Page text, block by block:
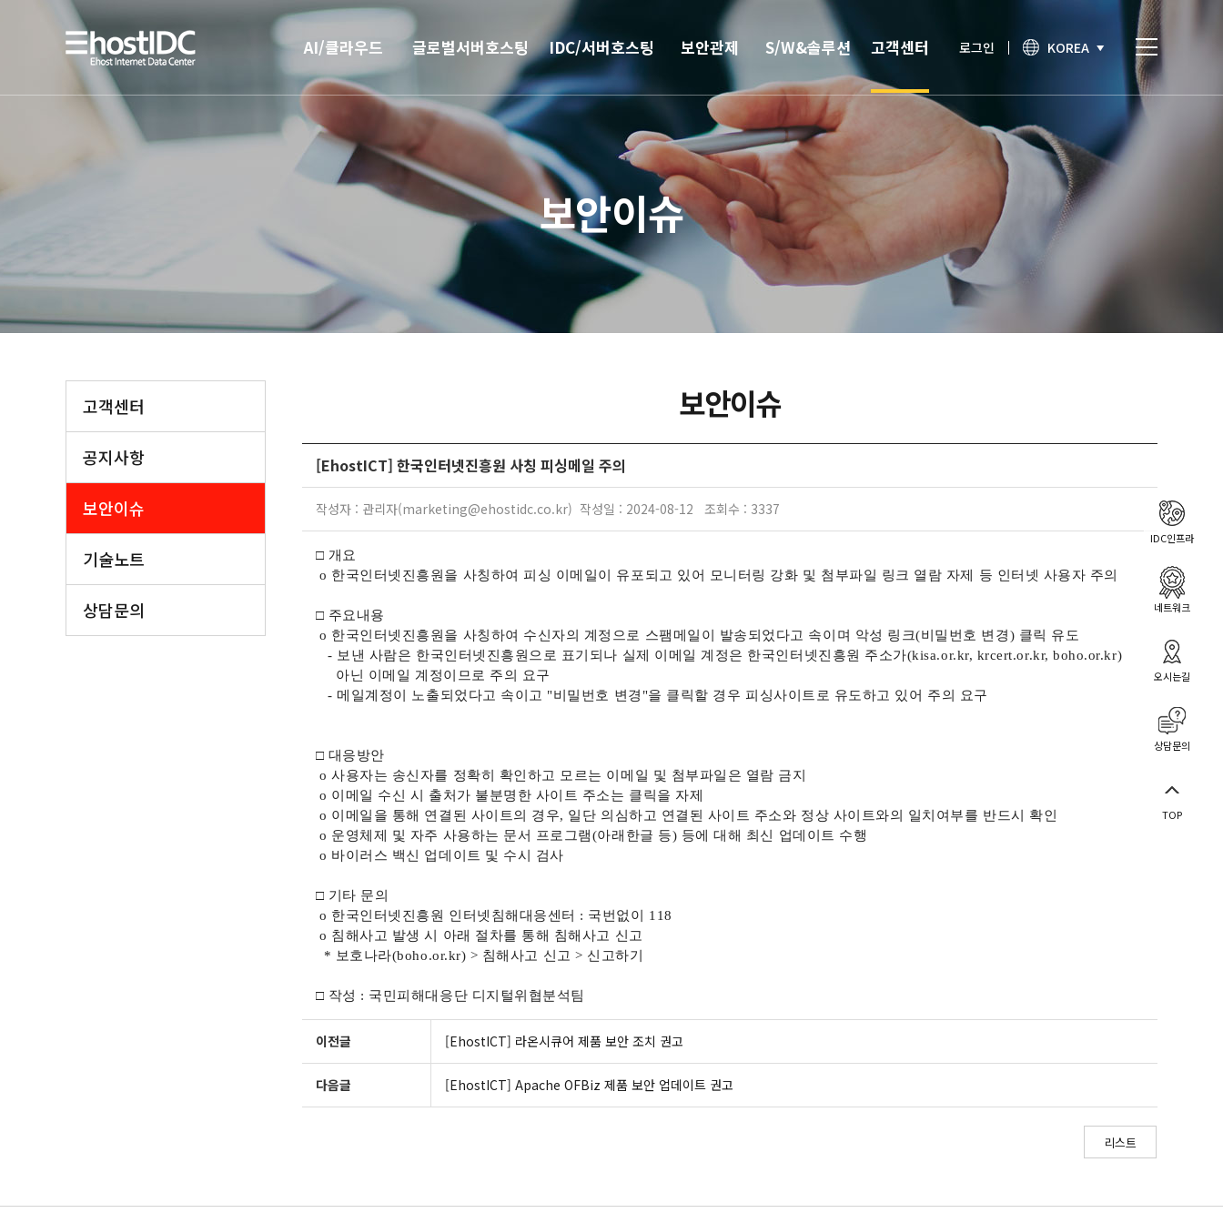
AI/클라우드
AI 인프라
AI 전용 서버호스팅
글로벌서버호스팅
해외
IDC/서버호스팅
서버호스팅
CN2 중국회선
서버 매니지먼트
IPFS 구축
L4 로드밸런싱
보안관제
안티랜섬웨어
웹격리(RBI)
방화벽
보안솔루션
DDoS & 백신
S/W&솔루션
부가서비스
SSO 통합인증
모바일 간편인증
고객센터
공지사항
기술노트
상담문의
로그인 KOREA
보안이슈
고객센터
공지사항
보안이슈
기술노트
상담문의
보안이슈
[EhostICT] 한국인터넷진흥원 사칭 피싱메일 주의
작성자 : 관리자(marketing@ehostidc.co.kr) 작성일 : 2024-08-12 조회수 : 3337
□ 개요
o 한국인터넷진흥원을 사칭하여 피싱 이메일이 유포되고 있어 모니터링 강화 및 첨부파일 링크 열람 자제 등 인터넷 사용자 주의
□ 주요내용
o 한국인터넷진흥원을 사칭하여 수신자의 계정으로 스팸메일이 발송되었다고 속이며 악성 링크(비밀번호 변경) 클릭 유도
- 보낸 사람은 한국인터넷진흥원으로 표기되나 실제 이메일 계정은 한국인터넷진흥원 주소가(kisa.or.kr, krcert.or.kr, boho.or.kr)
아닌
이메일 계정이므로 주의 요구
-메일계정이 노출되었다고 속이고 "비밀번호 변경 "을 클릭할 경우 피싱사이트로 유도하고 있어 주의 요구
□ 대응방안
o사용자는 송신자를 정확히 확인하고 모르는 이메일 및 첨부파일은 열람 금지
o 이메일 수신 시 출처가 불분명한 사이트 주소는 클릭을 자제
o 이메일을 통해 연결된 사이트의 경우, 일단 의심하고 연결된 사이트 주소와 정상 사이트와의 일치여부를 반드시 확인
o 운영체제 및 자주 사용하는 문서 프로그램(아래한글 등) 등에 대해 최신 업데이트 수행
o 바이러스 백신 업데이트 및 수시 검사
□ 기타 문의
o 한국인터넷진흥원 인터넷침해대응센터 : 국번없이
118
o 침해사고 발생 시 아래 절차를 통해 침해사고 신고
* 보호나라(boho.or.kr) > 침해사고 신고 > 신고하기
□ 작성 : 국민피해대응단 디지털위협분석팀
이전글 [EhostICT] 라온시큐어 제품 보안 조치 권고
다음글 [EhostICT] Apache OFBiz 제품 보안 업데이트 권고
리스트
IDC인프라
네트워크
오시는길
상담문의
TOP